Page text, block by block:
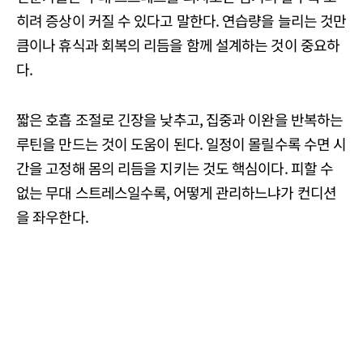
히려 증상이 커질 수 있다고 말한다. 연습량을 늘리는 것만
큼이나 휴식과 회복의 리듬을 함께 설계하는 것이 중요하
다.
짧은 호흡 조절로 긴장을 낮추고, 집중과 이완을 반복하는
루틴을 만드는 것이 도움이 된다. 일정이 몰릴수록 수면 시
간을 고정해 몸의 리듬을 지키는 것도 핵심이다. 피할 수
없는 무대 스트레스일수록, 어떻게 관리하느냐가 컨디션
을 좌우한다.